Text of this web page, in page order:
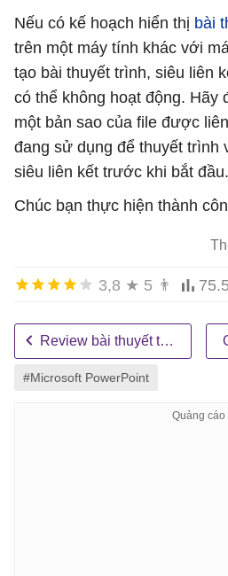
Nếu có kế hoạch hiển thị bài
trên một máy tính khác với
tạo bài thuyết trình, siêu liên
có thể không hoạt động. Hãy
một bản sao của file được
đang sử dụng để thuyết trình
siêu liên kết trước khi bắt đầu.
Chúc bạn thực hiện thành
3,8 ★ 5 👨
Review bài thuyết trình trong PowerPoint 2016
#Microsoft PowerPoint